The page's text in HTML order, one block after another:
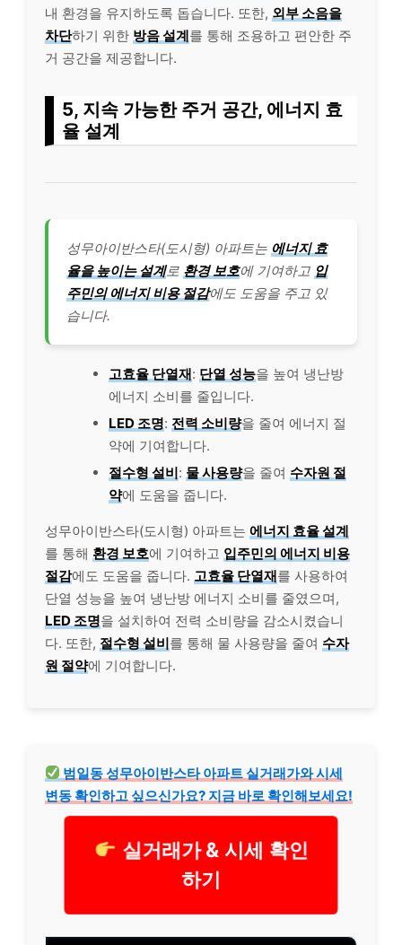
내 환경을 유지하도록 돕습니다. 또한, 외부 소음을
차단하기 위한 방음 설계를 통해 조용하고 편안한 주
거 공간을 제공합니다.
5, 지속 가능한 주거 공간, 에너지 효
율 설계
성무아이반스타(도시형) 아파트는 에너지 효
율을 높이는 설계로 환경 보호에 기여하고 입
주민의 에너지 비용 절감에도 도움을 주고 있
습니다.
고효율 단열재: 단열 성능을 높여 냉난방
에너지 소비를 줄입니다.
LED 조명: 전력 소비량을 줄여 에너지 절
약에 기여합니다.
절수형 설비: 물 사용량을 줄여 수자원 절
약에 도움을 줍니다.
성무아이반스타(도시형) 아파트는 에너지 효율 설계
를 통해 환경 보호에 기여하고 입주민의 에너지 비용
절감에도 도움을 줍니다. 고효율 단열재를 사용하여
단열 성능을 높여 냉난방 에너지 소비를 줄였으며,
LED 조명을 설치하여 전력 소비량을 감소시켰습니
다. 또한, 절수형 설비를 통해 물 사용량을 줄여 수자
원 절약에 기여합니다.
범일동 성무아이반스타 아파트 실거래가와 시세
변동 확인하고 싶으신가요? 지금 바로 확인해보세요!
실거래가 & 시세 확인
하기